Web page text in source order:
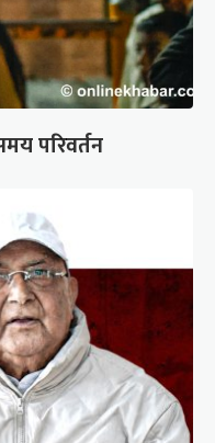
परिवर्तन